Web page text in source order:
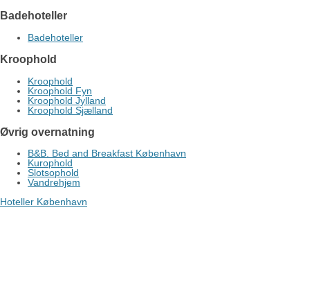
Badehoteller
Badehoteller
Kroophold
Kroophold
Kroophold Fyn
Kroophold Jylland
Kroophold Sjælland
Øvrig overnatning
B&B. Bed and Breakfast København
Kurophold
Slotsophold
Vandrehjem
Hoteller København